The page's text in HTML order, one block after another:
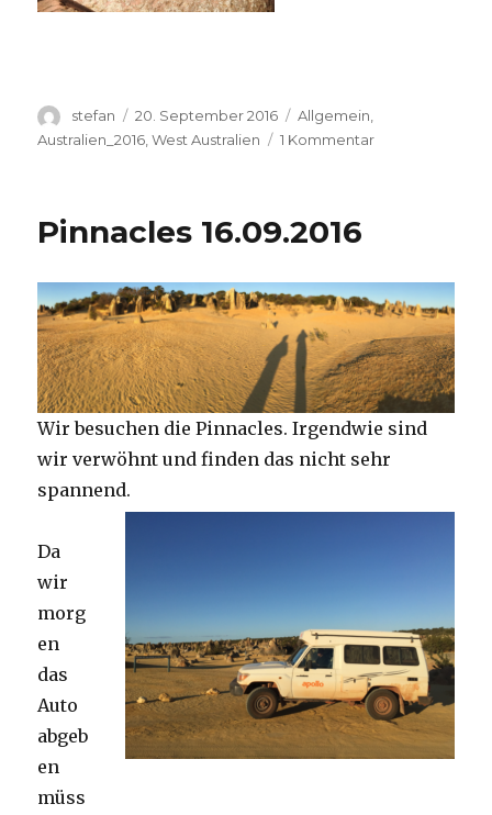
Autor
stefan
Veröffentlicht
am
20. September 2016 Kategorien
Allgemein,
Australien_2016 ,West Australien 1 Kommentarzu
Pinnacles 16.09.2016
Wir besuchen die Pinnacles. Irgendwie sind
wir verwöhnt und finden das nicht sehr
spannend.
Da
wir
morg
en
das
Auto
abgeb
en
müss